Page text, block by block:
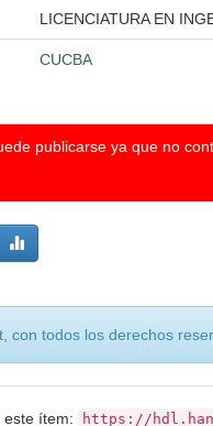
LICENCIATURA EN
CUCBA
publicarse ya que no
todos los derechos
este ítem: https://